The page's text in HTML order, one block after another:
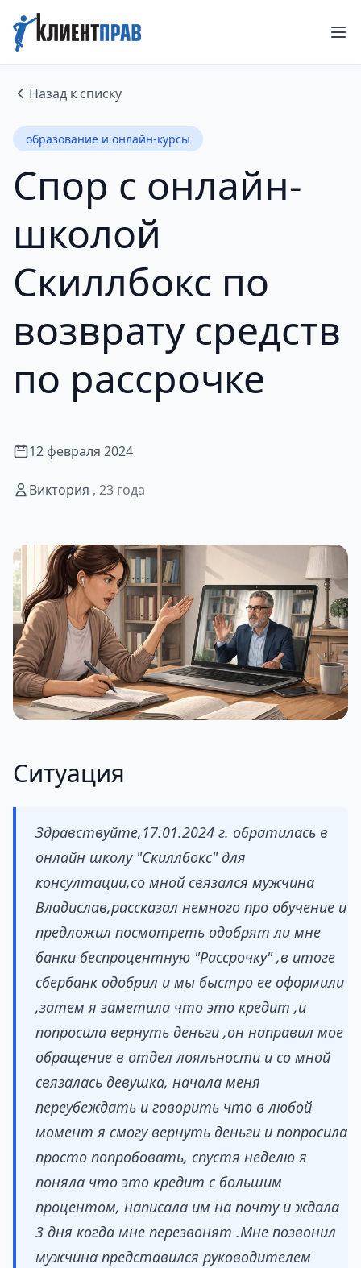
Назад к списку
образование и онлайн-курсы
Спор с онлайн-
школой
Скиллбокс по
возврату средств
по рассрочке
12 февраля 2024
Виктория , 23 года
Ситуация
Здравствуйте,17.01.2024 г. обратилась в
онлайн школу "Скиллбокс" для
консултации,со мной связался мужчина
Владислав,рассказал немного про обучение и
предложил посмотреть одобрят ли мне
банки беспроцентную "Рассрочку" ,в итоге
сбербанк одобрил и мы быстро ее оформили
,затем я заметила что это кредит ,и
попросила вернуть деньги ,он направил мое
обращение в отдел лояльности и со мной
связалась девушка, начала меня
переубеждать и говорить что в любой
момент я смогу вернуть деньги и попросила
просто попробовать, спустя неделю я
поняла что это кредит с большим
процентом, написала им на почту и ждала
3 дня когда мне перезвонят .Мне позвонил
мужчина представился руководителем